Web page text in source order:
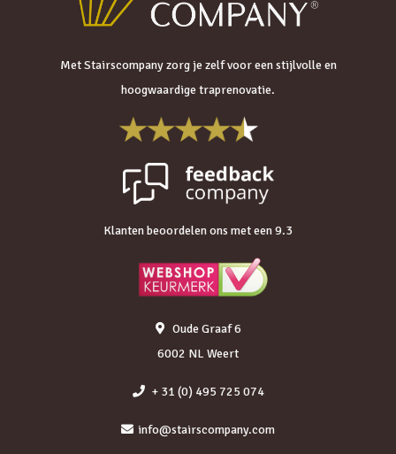
Met Stairscompany zorg je zelf voor een stijlvolle en
hoogwaardige traprenovatie.
Klanten beoordelen ons met een 9.3
Oude Graaf 6
6002 NL Weert
+ 31 (0) 495 725 074
info@stairscompany.com